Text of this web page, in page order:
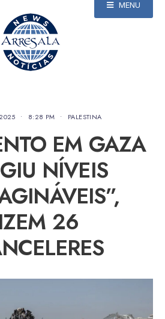
MENU
• 8:28 PM • PALESTINA
EM GAZA
NÍVEIS
26